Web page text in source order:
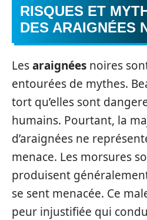
RISQUES ET
DES ARAIGNÉES
Lesaraignées noires
entourées de mythes.
tort qu’elles sont
humains. Pourtant, la
d’araignées ne
menace. Les morsures
produisent
se sent menacée. Ce
peur injustifiée qui